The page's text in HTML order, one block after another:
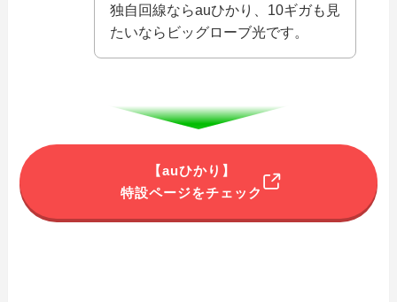
独自回線ならauひかり、10ギガも見
たいならビッグローブ光です。
【auひかり】
特設ページをチェック